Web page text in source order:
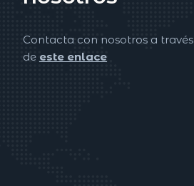
Contacta con nosotros a través
de este enlace